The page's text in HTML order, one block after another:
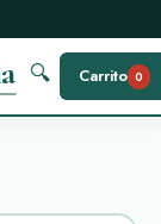
🔍 Carrito 0